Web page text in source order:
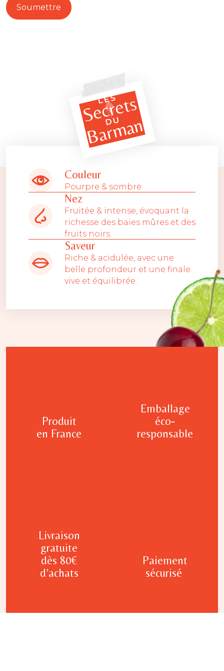
LES
Secrets
DU
Barman
Couleur
Pourpre & sombre.
Nez
Fruitée & intense, évoquant la
richesse des baies mûres et des
fruits noirs.
Saveur
Riche & acidulée, avec une
belle profondeur et une finale
vive et équilibrée.
Produit
en France
Emballage
éco-
responsable
Livraison
gratuite
dès 80€
d’achats
Paiement
sécurisé